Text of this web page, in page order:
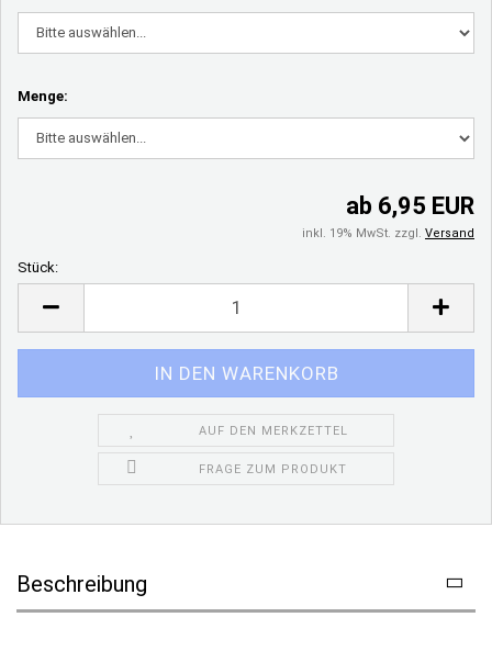
Menge:
ab 6,95 EUR
inkl. 19% MwSt. zzgl. Versand
Stück:
AUF DEN MERKZETTEL
FRAGE ZUM PRODUKT
Beschreibung